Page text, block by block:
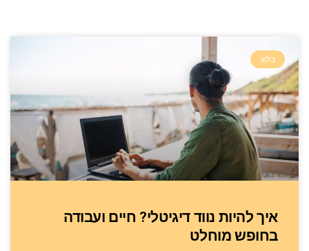
בלוג
איך להיות נווד דיגיטלי? חיים ועבודה
בחופש מוחלט